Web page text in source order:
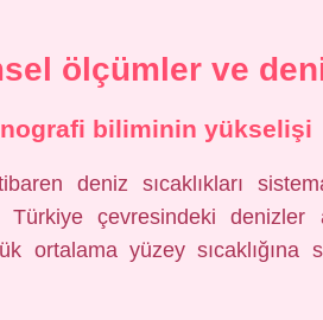
ölçümler ve
biliminin yükselişi
deniz sıcaklıkları
Türkiye çevresindeki denizler
ortalama yüzey sıcaklığına